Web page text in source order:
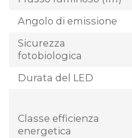
Angolo di emissione
Sicurezza
fotobiologica
Durata del LED
Classe efficienza
energetica